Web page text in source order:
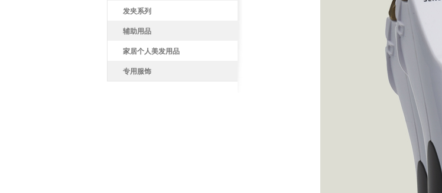
发夹系列
辅助用品
家居个人美发用品
专用服饰